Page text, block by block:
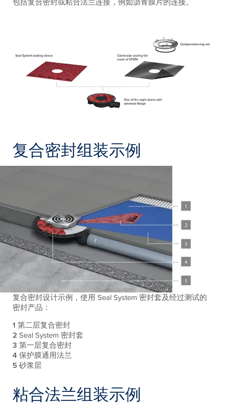
复合密封组装示例
复合密封设计示例，使用 Seal System 密封套及经过测试的
密封产品：
1 第二层复合密封
2 Seal System 密封套
3 第一层复合密封
4保护膜通用法兰
5砂浆层
粘合法兰组装示例